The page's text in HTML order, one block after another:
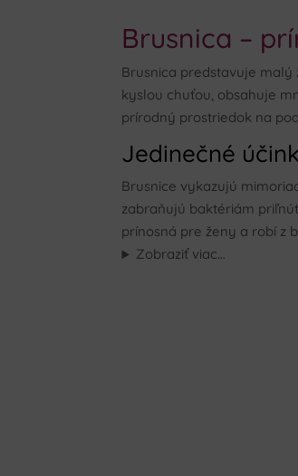
Brusnica –
Brusnica predstavuje
kyslou chuťou, obsahuje
prírodný prostriedok na
Jedinečné
Brusnice vykazujú
zabraňujú baktériám
prínosná pre ženy a robí z
Zobraziť viac…